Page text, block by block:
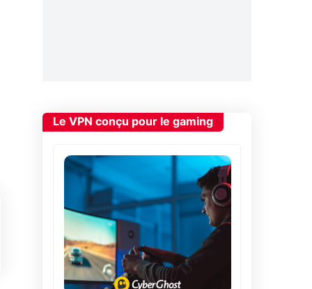
Le VPN conçu pour le gaming